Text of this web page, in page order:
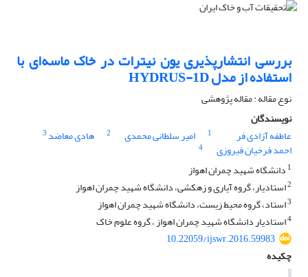
بررسی انتشارپذیری یون نیترات در خاک ماسه‌ای با
استفاده از مدل HYDRUS-1D
نوع مقاله : مقاله پژوهشی
نویسندگان
عاطفه آزادی فر
1 امیر سلطانی محمدی 2 هادی معاضد 3
احمد فرخیان فیروزی
4
1 دانشگاه شهید چمران اهواز
2استادیار، گروه آیاری و زهکشی، دانشگاه شهید چمران اهواز
3استاد، گروه محیط زیست، دانشگاه شهید چمران اهواز
4استادیار دانشگاه شهید چمران اهواز ، گروه علوم خاک
10.22059/ijswr.2016.59983
چکیده